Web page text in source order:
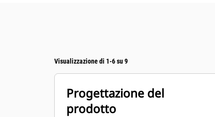
Visualizzazione di 1-6 su 9
Progettazione del
prodotto